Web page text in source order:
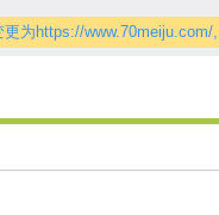
更为https://